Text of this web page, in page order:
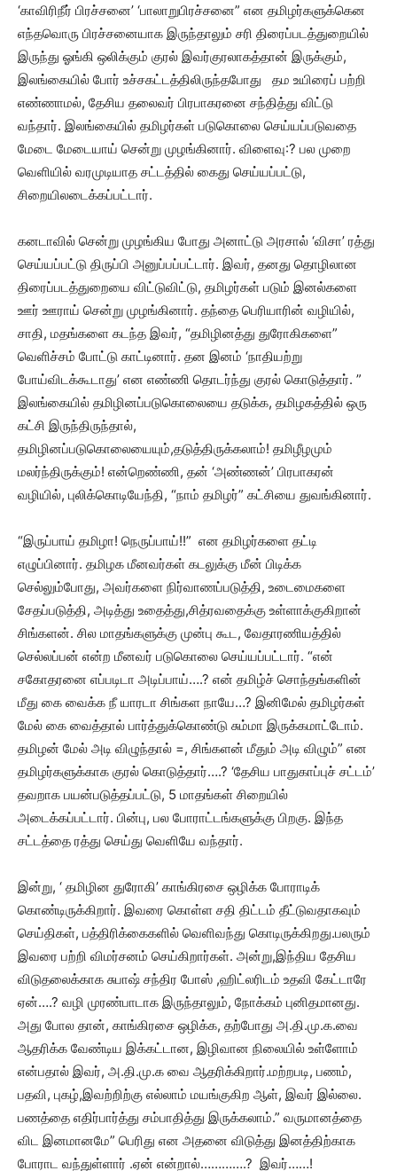
‘காவிரிநீர் பிரச்சனை’ ‘பாலாறுபிரச்சனை” என தமிழர்களுக்கென
எந்தவொரு பிரச்சனையாக இருந்தாலும் சரி திரைப்படத்துறையில்
இருந்து ஓங்கி ஒலிக்கும் குரல் இவர்குரலாகத்தான் இருக்கும்,
இலங்கையில் போர் உச்சகட்டத்திலிருந்தபோது தம உயிரைப் பற்றி
எண்ணாமல், தேசிய தலைவர் பிரபாகரனை சந்தித்து விட்டு
வந்தார். இலங்கையில் தமிழர்கள் படுகொலை செய்யப்படுவதை
மேடை மேடையாய் சென்று முழங்கினார். விளைவு:? பல முறை
வெளியில் வரமுடியாத சட்டத்தில் கைது செய்யப்பட்டு,
சிறையிலடைக்கப்பட்டார்.
கனடாவில் சென்று முழங்கிய போது அனாட்டு அரசால் ‘விசா’ ரத்து
செய்யப்பட்டு திருப்பி அனுப்பப்பட்டார். இவர், தனது தொழிலான
திரைப்படத்துறையை விட்டுவிட்டு, தமிழர்கள் படும் இனல்களை
ஊர் ஊராய் சென்று முழங்கினார். தந்தை பெரியாரின் வழியில்,
சாதி, மதங்களை கடந்த இவர், “தமிழினத்து துரோகிகளை”
வெளிச்சம் போட்டு காட்டினார். தன இனம் ‘நாதியற்று
போய்விடக்கூடாது’ என எண்ணி தொடர்ந்து குரல் கொடுத்தார். ”
இலங்கையில் தமிழினப்படுகொலையை தடுக்க, தமிழகத்தில் ஒரு
கட்சி இருந்திருந்தால்,
தமிழினப்படுகொலையையும்,தடுத்திருக்கலாம்! தமிழீழமும்
மலர்ந்திருக்கும்! என்றெண்ணி, தன் ‘அண்ணன்’ பிரபாகரன்
வழியில், புலிக்கொடியேந்தி, “நாம் தமிழர்” கட்சியை துவங்கினார்.
“இருப்பாய் தமிழா! நெருப்பாய்!!” என தமிழர்களை தட்டி
எழுப்பினார். தமிழக மீனவர்கள் கடலுக்கு மீன் பிடிக்க
செல்லும்போது, அவர்களை நிர்வாணப்படுத்தி, உடைமைகளை
சேதப்படுத்தி, அடித்து உதைத்து,சித்ரவதைக்கு உள்ளாக்குகிறான்
சிங்களன். சில மாதங்களுக்கு முன்பு கூட, வேதாரணியத்தில்
செல்லப்பன் என்ற மீனவர் படுகொலை செய்யப்பட்டார். “என்
சகோதரனை எப்படிடா அடிப்பாய்….? என் தமிழ்ச் சொந்தங்களின்
மீது கை வைக்க நீ யாரடா சிங்கள நாயே…? இனிமேல் தமிழர்கள்
மேல் கை வைத்தால் பார்த்துக்கொண்டு சும்மா இருக்கமாட்டோம்.
தமிழன் மேல் அடி விழுந்தால் =, சிங்களன் மீதும் அடி விழும்” என
தமிழர்களுக்காக குரல் கொடுத்தார்….? ‘தேசிய பாதுகாப்புச் சட்டம்’
தவறாக பயன்படுத்தப்பட்டு, 5 மாதங்கள் சிறையில்
அடைக்கப்பட்டார். பின்பு, பல போராட்டங்களுக்கு பிறகு. இந்த
சட்டத்தை ரத்து செய்து வெளியே வந்தார்.
இன்று, ‘ தமிழின துரோகி’ காங்கிரசை ஒழிக்க போராடிக்
கொண்டிருக்கிறார். இவரை கொள்ள சதி திட்டம் தீட்டுவதாகவும்
செய்திகள், பத்திரிக்கைகளில் வெளிவந்து கொடிருக்கிறது.பலரும்
இவரை பற்றி விமர்சனம் செய்கிறார்கள். அன்று,இந்திய தேசிய
விடுதலைக்காக சுபாஷ் சந்திர போஸ் ,ஹிட்லரிடம் உதவி கேட்டாரே
ஏன்….? வழி முரண்பாடாக இருந்தாலும், நோக்கம் புனிதமானது.
அது போல தான், காங்கிரசை ஒழிக்க, தற்போது அ.தி.மு.க.வை
ஆதரிக்க வேண்டிய இக்கட்டான, இழிவான நிலையில் உள்ளோம்
என்பதால் இவர், அ.தி.மு.க வை ஆதரிக்கிறார்.மற்றபடி, பணம்,
பதவி, புகழ்,இவற்றிற்கு எல்லாம் மயங்குகிற ஆள், இவர் இல்லை.
பணத்தை எதிர்பார்த்து சம்பாதித்து இருக்கலாம்.” வருமானத்தை
விட இனமானமே” பெரிது என அதனை விடுத்து இனத்திற்காக
போராட வந்துள்ளார் .ஏன் என்றால்………….? இவர்……!